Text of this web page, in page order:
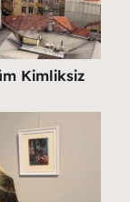
Kimliksiz